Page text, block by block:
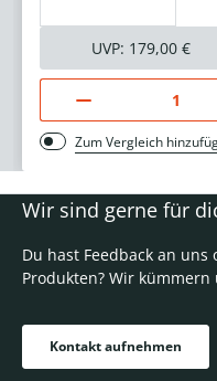
UVP: 179,00 €
Zum Vergleich
Wir sind gerne für
Du hast Feedback an
Produkten? Wir
Kontakt aufnehmen